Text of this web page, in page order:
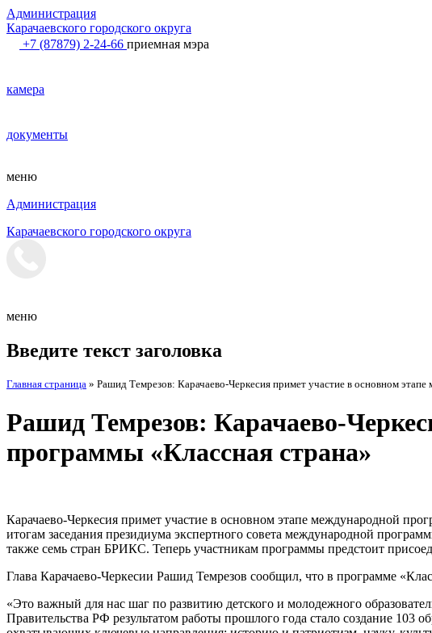
Администрация
Карачаевского городского округа
+7 (87879) 2-24-66 приемная мэра
камера
документы
меню
Администрация
Карачаевского городского округа
меню
Введите текст заголовка
Главная страница » Рашид Темрезов: Карачаево-Черкесия примет участие в основном
Рашид Темрезов: Карачаево-
программы «Классная страна»
Карачаево-Черкесия примет участие в основном этапе международной
итогам заседания президиума экспертного совета международной
также семь стран БРИКС. Теперь участникам программы предстоит
Глава Карачаево-Черкесии Рашид Темрезов сообщил, что в программе
«Это важный для нас шаг по развитию детского и молодежного
Правительства РФ результатом работы прошлого года стало создание